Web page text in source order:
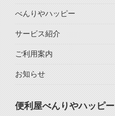
べんりやハッピー
サービス紹介
ご利用案内
お知らせ
便利屋べんりやハッピー